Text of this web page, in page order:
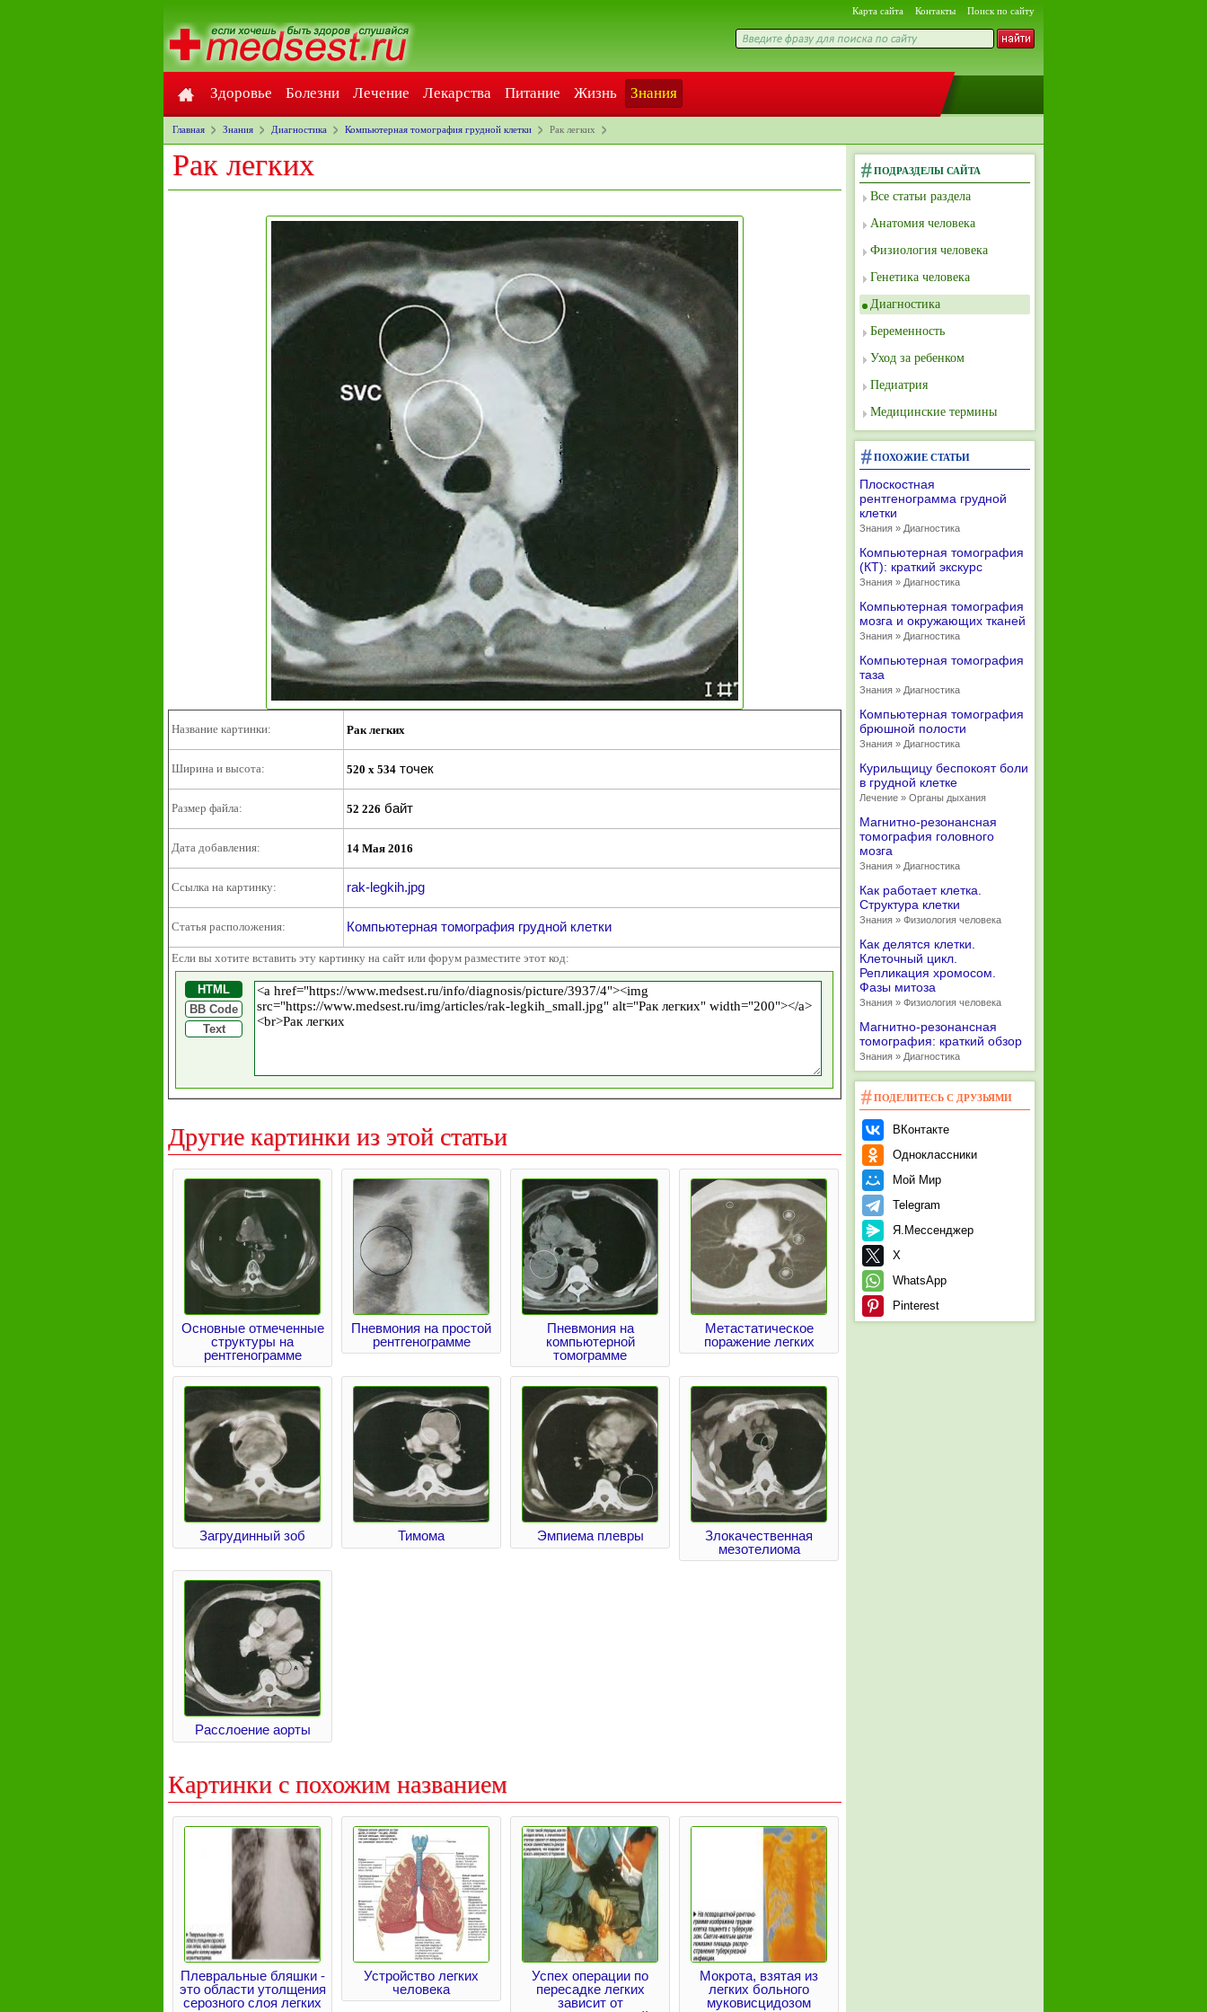
Карта сайта Контакты Поиск по сайту
Здоровье Болезни Лечение Лекарства Питание Жизнь Знания
Главная Знания Диагностика Компьютерная томография грудной клетки Рак легких
Рак легких
Название картинки: Рак легких
Ширина и высота: 520 x 534 точек
Размер файла: 52 226 байт
Дата добавления: 14 Мая 2016
Ссылка на картинку: rak-legkih.jpg
Статья расположения: Компьютерная томография грудной клетки
Если вы хотите вставить эту картинку на сайт или форум разместите этот код:
HTML
BB Code
Text
Другие картинки из этой статьи
Основные отмеченные
структуры на
рентгенограмме
Пневмония на простой
рентгенограмме
Пневмония на
компьютерной
томограмме
Метастатическое
поражение легких
Загрудинный зоб Тимома Эмпиема плевры
Злокачественная
мезотелиома
Расслоение аорты
Картинки с похожим названием
Плевральные бляшки -
это области утолщения
серозного слоя легких
Устройство легких
человека
Успех операции по
пересадке легких
зависит от
Мокрота, взятая из
легких больного
муковисцидозом
ПОДРАЗДЕЛЫ САЙТА
Все статьи раздела
Анатомия человека
Физиология человека
Генетика человека
Диагностика
Беременность
Уход за ребенком
Педиатрия
Медицинские термины
ПОХОЖИЕ СТАТЬИ
Плоскостная
рентгенограмма грудной
клетки
Знания » Диагностика
Компьютерная томография
(КТ): краткий экскурс
Знания » Диагностика
Компьютерная томография
мозга и окружающих тканей
Знания » Диагностика
Компьютерная томография
таза
Знания » Диагностика
Компьютерная томография
брюшной полости
Знания » Диагностика
Курильщицу беспокоят боли
в грудной клетке
Лечение » Органы дыхания
Магнитно-резонансная
томография головного
мозга
Знания » Диагностика
Как работает клетка.
Структура клетки
Знания » Физиология человека
Как делятся клетки.
Клеточный цикл.
Репликация хромосом.
Фазы митоза
Знания » Физиология человека
Магнитно-резонансная
томография: краткий обзор
Знания » Диагностика
ПОДЕЛИТЕСЬ С ДРУЗЬЯМИ
ВКонтакте
Одноклассники
Мой Мир
Telegram
Я.Мессенджер
X
WhatsApp
Pinterest